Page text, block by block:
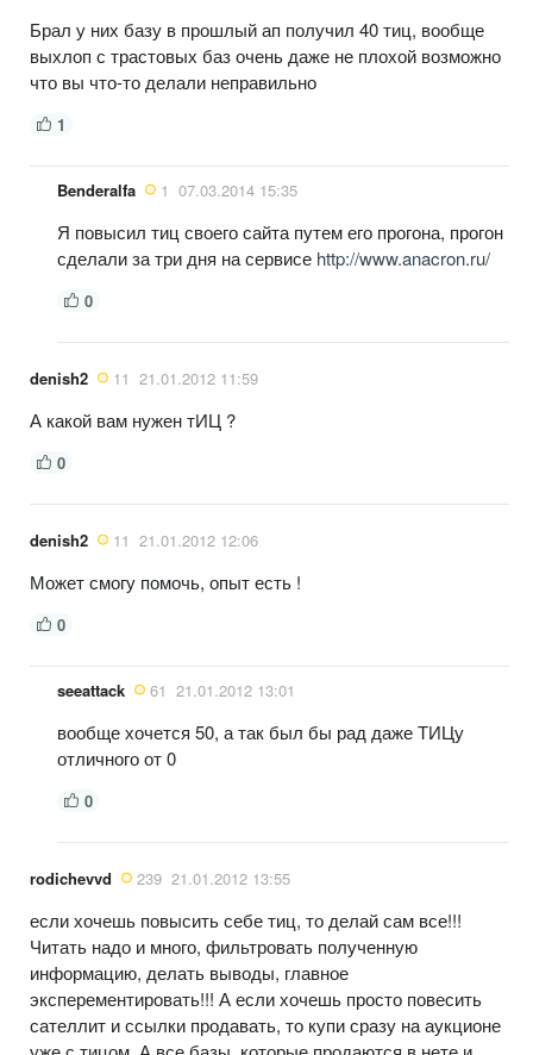
Брал у них базу в прошлый ап получил 40 тиц, вообще
выхлоп с трастовых баз очень даже не плохой возможно
что вы что-то делали неправильно
1
Benderalfa 1 07.03.2014 15:35
Я повысил тиц своего сайта путем его прогона, прогон
сделали за три дня на сервисе http://www.anacron.ru/
0
denish2 11 21.01.2012 11:59
А какой вам нужен тИЦ ?
0
denish2 11 21.01.2012 12:06
Может смогу помочь, опыт есть !
0
seeattack 61 21.01.2012 13:01
вообще хочется 50, а так был бы рад даже ТИЦу
отличного от 0
0
rodichevvd 239 21.01.2012 13:55
если хочешь повысить себе тиц, то делай сам все!!!
Читать надо и много, фильтровать полученную
информацию, делать выводы, главное
эксперементировать!!! А если хочешь просто повесить
сателлит и ссылки продавать, то купи сразу на аукционе